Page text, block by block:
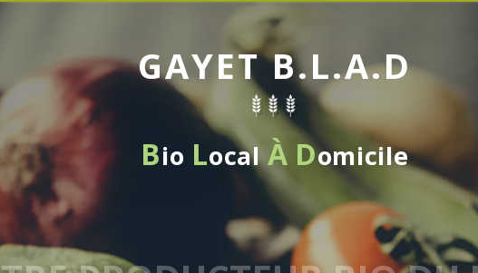
GAYET B.L.A.D
Bio LocalÀ Domicile